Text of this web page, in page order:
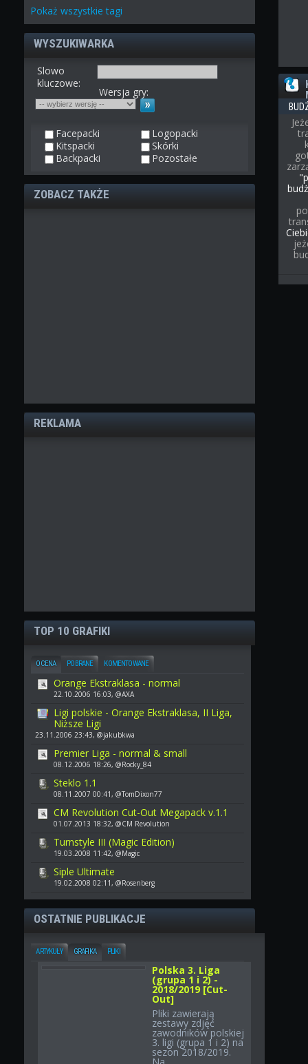
Pokażwszystkie tagi
WYSZUKIWARKA
Slowo
kluczowe:
Wersja gry:
Facepacki
Logopacki
Kitspacki
Skórki
Backpacki
Pozostałe
ZOBACZ TAKŻE
REKLAMA
TOP 10 GRAFIKI
OCENA POBRANE KOMENTOWANE
Orange Ekstraklasa - normal
22.10.2006 16:03, @AXA
Ligi polskie - Orange Ekstraklasa, II Liga,
Niższe Ligi
23.11.2006 23:43, @jakubkwa
Premier Liga - normal & small
08.12.2006 18:26, @Rocky_84
Steklo 1.1
08.11.2007 00:41, @TomDixon77
CM Revolution Cut-Out Megapack v.1.1
01.07.2013 18:32, @CM Revolution
Turnstyle III (Magic Edition)
19.03.2008 11:42, @Magic
Siple Ultimate
19.02.2008 02:11, @Rosenberg
OSTATNIE PUBLIKACJE
ARTYKUŁY GRAFIKA PLIKI
Polska 3. Liga
(grupa 1 i 2) -
2018/2019 [Cut-
Out]
Pliki zawierają
zestawy zdjęć
zawodników polskiej
3. ligi (grupa 1 i 2) na
sezon 2018/2019.